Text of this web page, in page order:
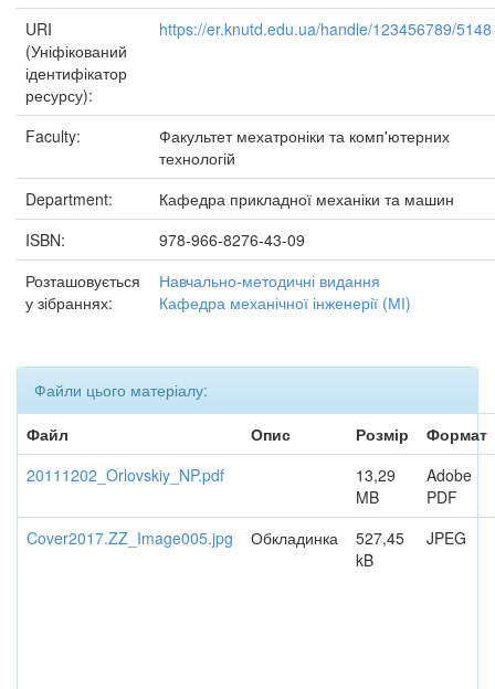
URI
(Уніфікований
ідентифікатор
ресурсу):
https://er.knutd.edu.ua/handle/123456789/5148
Faculty:
Факультет мехатроніки та комп'ютерних
технологій
Department:
Кафедра прикладної механіки та машин
ISBN:
978-966-8276-43-09
Розташовується
у зібраннях:
Навчально-методичні видання
Кафедра механічної інженерії (МІ)
Файли цього матеріалу:
Файл
Опис Розмір
Формат
20111202_Orlovskiy_NP.pdf
13,29
MB
Adobe
PDF
Cover2017.ZZ_Image005.jpg
Обкладинка
527,45
kB
JPEG